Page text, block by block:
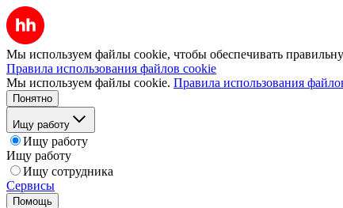
Мы используем файлы cookie, чтобы обеспечивать
Правила использования файлов cookie
Мы используем файлы cookie. Правила использования
Понятно
Ищу работу
Ищу работу
Ищу работу
Ищу сотрудника
Сервисы
Помощь